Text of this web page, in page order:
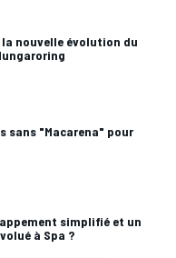
nouvelle évolution du
sans "Macarena" pour
simplifié et un
à Spa ?